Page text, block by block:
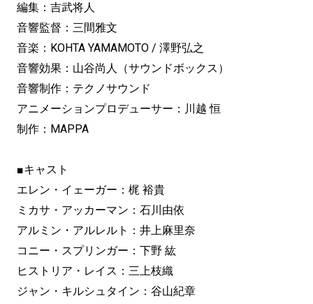
編集：吉武将人
音響監督：三間雅文
音楽：KOHTA YAMAMOTO / 澤野弘之
音響効果：山谷尚人（サウンドボックス）
音響制作：テクノサウンド
アニメーションプロデューサー：川越 恒
制作：MAPPA
■キャスト
エレン・イェーガー：梶 裕貴
ミカサ・アッカーマン：石川由依
アルミン・アルレルト：井上麻里奈
コニー・スプリンガー：下野 紘
ヒストリア・レイス：三上枝織
ジャン・キルシュタイン：谷山紀章